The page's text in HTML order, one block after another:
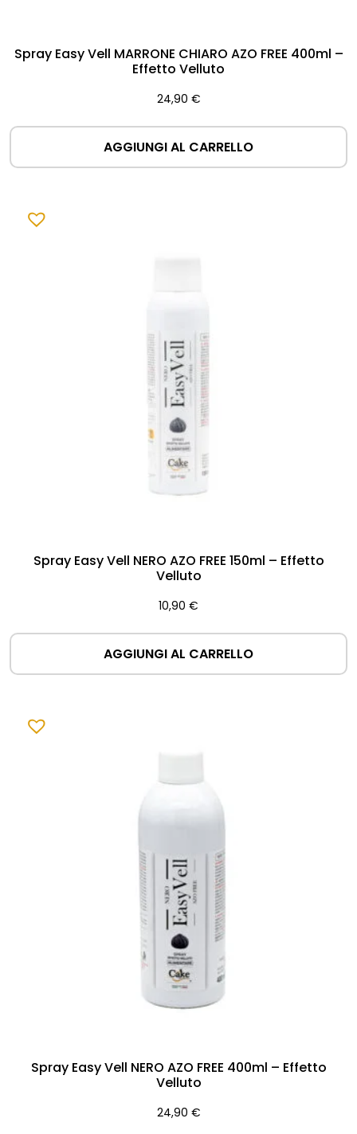
Spray Easy Vell MARRONE CHIARO AZO FREE 400ml –
Effetto Velluto
24,90 €
AGGIUNGI AL CARRELLO
Spray Easy Vell NERO AZO FREE 150ml – Effetto
Velluto
10,90 €
AGGIUNGI AL CARRELLO
Spray Easy Vell NERO AZO FREE 400ml – Effetto
Velluto
24,90 €